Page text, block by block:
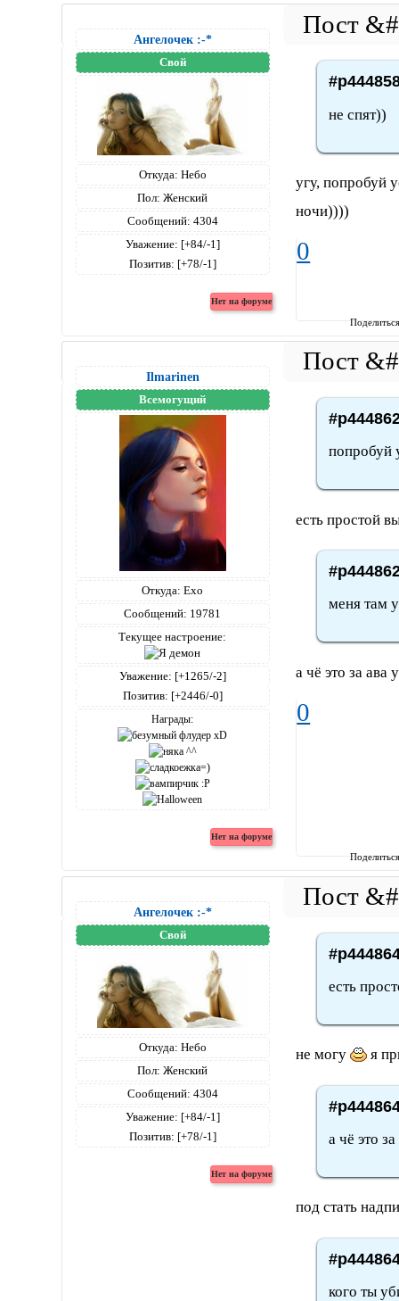
Ангелочек :-*
Свой
Откуда: Небо
Пол: Женский
Сообщений: 4304
Уважение: [+84/-1]
Позитив: [+78/-1]
не спят))
угу, попробуй
ночи))))
0
Ilmarinen
Всемогущий
Откуда: Ехо
Сообщений: 19781
Текущее настроение:
Уважение: [+1265/-2]
Позитив: [+2446/-0]
Награды:
попробуй
есть простой
меня там
а чё это за ава
0
Ангелочек :-*
Свой
Откуда: Небо
Пол: Женский
Сообщений: 4304
Уважение: [+84/-1]
Позитив: [+78/-1]
есть
не могу я
а чё это
под стать
кого ты